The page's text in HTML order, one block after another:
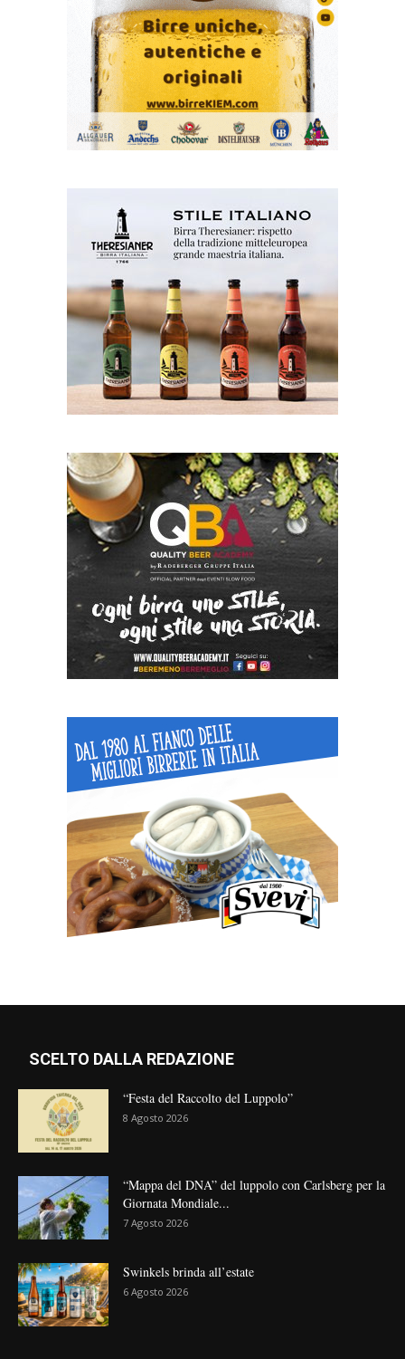
SCELTO DALLA REDAZIONE
“Festa del Raccolto del Luppolo”
8 Agosto 2026
“Mappa del DNA” del luppolo con Carlsberg per la
Giornata Mondiale...
7 Agosto 2026
Swinkels brinda all’estate
6 Agosto 2026